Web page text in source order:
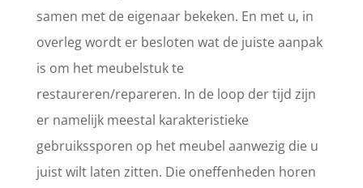
samen met de eigenaar bekeken. En met u, in
overleg wordt er besloten wat de juiste aanpak
is om het meubelstuk te
restaureren/repareren. In de loop der tijd zijn
er namelijk meestal karakteristieke
gebruikssporen op het meubel aanwezig die u
juist wilt laten zitten. Die oneffenheden horen